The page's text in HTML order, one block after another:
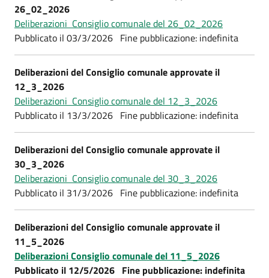
26_02_2026
Deliberazioni Consiglio comunale del 26_02_2026
Pubblicato il 03/3/2026 Fine pubblicazione: indefinita
Deliberazioni del Consiglio comunale approvate il
12_3_2026
Deliberazioni Consiglio comunale del 12_3_2026
Pubblicato il 13/3/2026 Fine pubblicazione: indefinita
Deliberazioni del Consiglio comunale approvate il
30_3_2026
Deliberazioni Consiglio comunale del 30_3_2026
Pubblicato il 31/3/2026 Fine pubblicazione: indefinita
Deliberazioni del Consiglio comunale approvate il
11_5_2026
Deliberazioni Consiglio comunale del 11_5_2026
Pubblicato il 12/5/2026 Fine pubblicazione: indefinita